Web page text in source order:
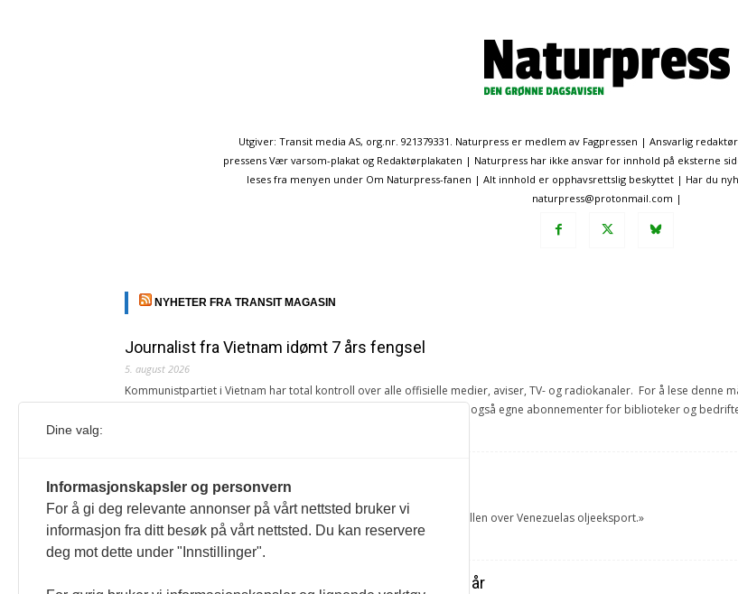
Utgiver: Transit media AS, org.nr. 921379331. Naturpress er medlem av Fagpressen | Ansvarlig
pressens Vær varsom-plakat og Redaktørplakaten | Naturpress har ikke ansvar for innhold på eksterne
leses fra menyen under Om Naturpress-fanen | Alt innhold er opphavsrettslig beskyttet | Har du
naturpress@protonmail.com |
NYHETER FRA TRANSIT MAGASIN
Journalist fra Vietnam idømt 7 års fengsel
5. august 2026
Kommunistpartiet i Vietnam har total kontroll over alle offisielle medier, aviser, TV- og radiokanaler. For å lese denne
Årsabonnement, Månedsabonnement eller 24-timers tilgang. Vi har også egne abonnementer for biblioteker og
4. august 2026
« Etter at Maduro ble tatt til fange i januar 2026, overtok USA kontrollen over Venezuelas oljeeksport.»
Sonia Zapata, jurist
117,8 millioner er på flukt, en nedgang fra forrige år
Dine valg:
Informasjonskapsler og personvern
For å gi deg relevante annonser på vårt nettsted bruker vi
informasjon fra ditt besøk på vårt nettsted. Du kan reservere
deg mot dette under "Innstillinger".